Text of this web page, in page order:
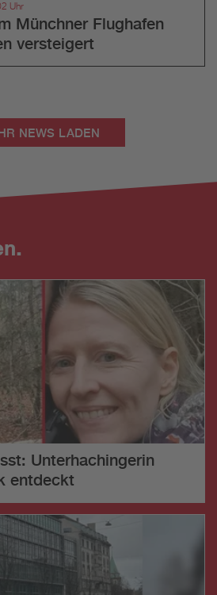
Uhr
Münchner Flughafen
versteigert
NEWS LADEN
Unterhachingerin
entdeckt